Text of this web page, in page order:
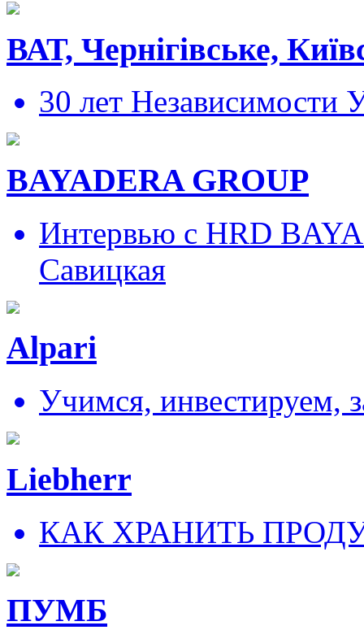
ВАТ, Чернігівське,
30 лет Независимости
BAYADERA GROUP
Интервью с HRD
Савицкая
Alpari
Учимся, инвестируем,
Liebherr
КАК ХРАНИТЬ
ПУМБ